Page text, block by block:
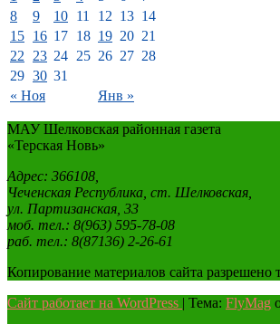
« Ноя Янв »
8
9 10 11 12 13 14
15 16 17 18 19 20 21
22
23 24 25 26 27 28
29 30 31
МАУ Шелковская районная газета
«Терская Новь»
Адрес: 366108,
Чеченская Республика, ст. Шелковская,
ул. Партизанская, 33
моб. тел.: 8(963) 595-78-08
раб. тел.: 8(87136) 2-26-61
Копирование материалов сайта
Сайт работает на WordPress | Тема: FlyMag